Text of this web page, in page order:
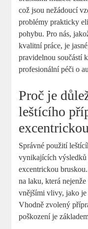
což jsou nežádoucí
problémy prakticky
pohybu. Pro nás,
kvalitní práce, je
pravidelnou součástí
profesionální péči o
Proč je
leštícího
Správné použití
vynikajících výsledků
excentrickou
na laku, která
vnějšími vlivy, jako
Vhodně zvolený
poškození je